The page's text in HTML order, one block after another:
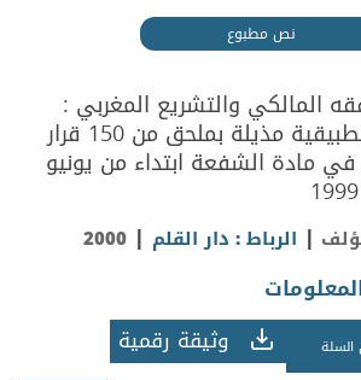
نص مطبوع
المالكي والتشريع المغربي :
دراسة نظرية وتطبيقية مذيلة بملحق من 150 قرار
مادة الشفعة ابتداء من يونيو
| الرباط : دار القلم |
2000
وثيقة رقمية